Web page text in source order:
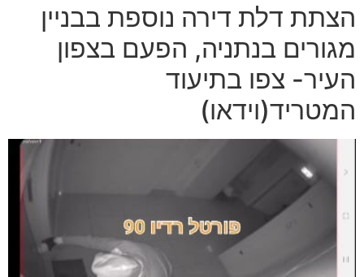
הצתת דלת דירה נוספת בבניין
מגורים בנתניה, הפעם בצפון
העיר- צפו בתיעוד
המטריד(וידאו)